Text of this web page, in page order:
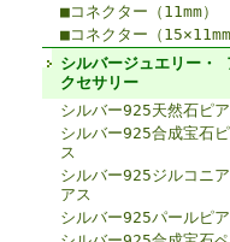
■コネクター（11mm）
■コネクター（15×11mm
シルバージュエリー・
クセサリー
シルバー925天然石ピ
シルバー925合成宝石
ス
シルバー925ジルコニ
アス
シルバー925パールピ